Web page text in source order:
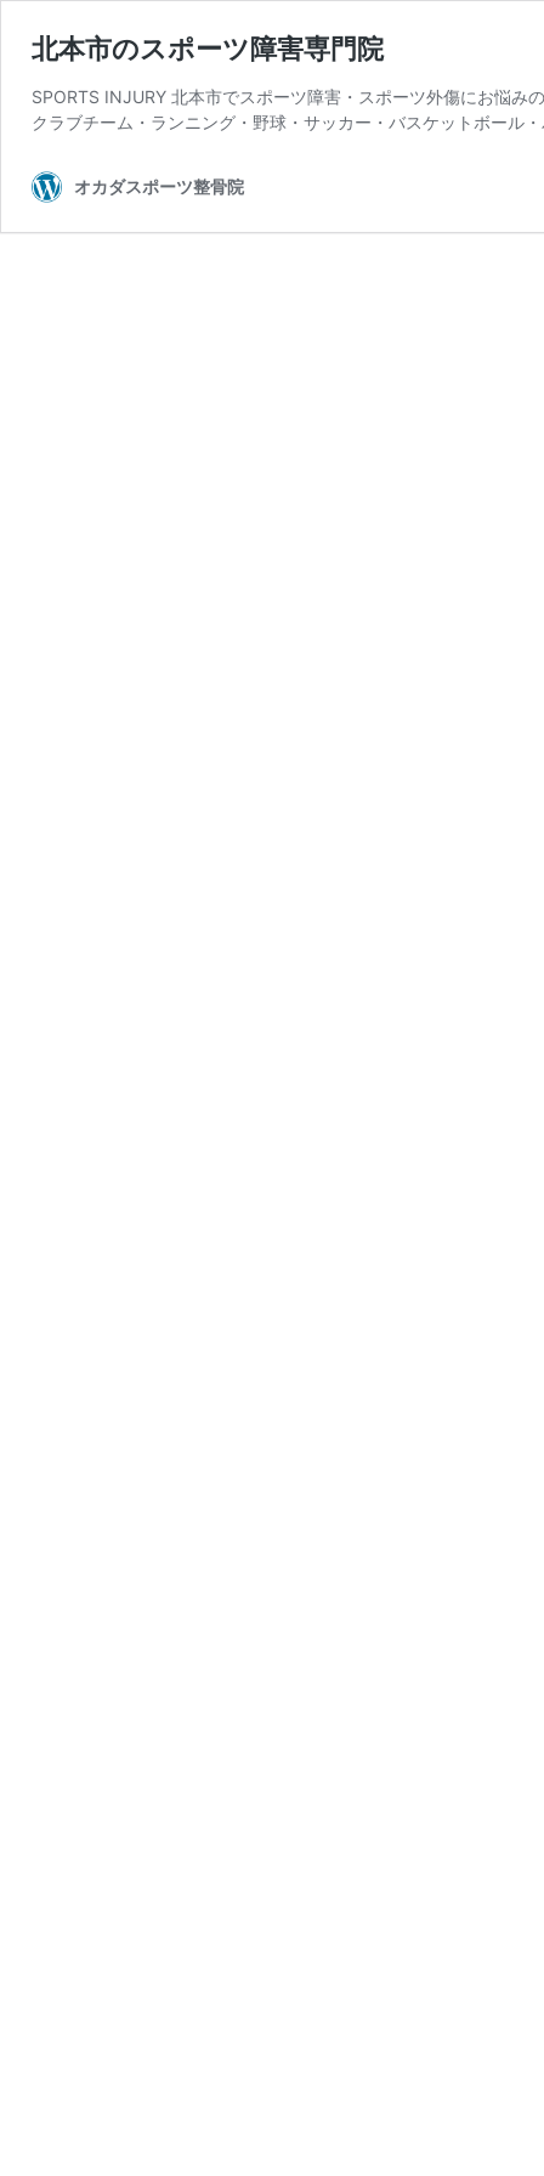
北本市のスポーツ障害専門院
SPORTS INJURY 北本市でスポーツ障害・スポーツ外傷にお悩
クラブチーム・ランニング・野球・サッカー・バスケットボール
オカダスポーツ整骨院